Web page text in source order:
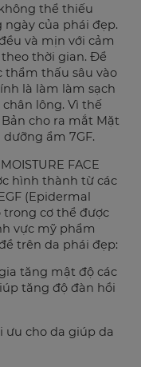
thể thiếu
của phái đẹp.
và mịn với cảm
thời gian. Để
thẩm thấu sâu vào
là làm làm sạch
lông. Vì thế
cho ra mắt Mặt
ẩm 7GF.
FACE
hình thành từ các
(Epidermal
trong cơ thể được
vực mỹ phẩm
trên da phái đẹp:
tăng mật độ các
tăng độ đàn hồi
ưu cho da giúp da